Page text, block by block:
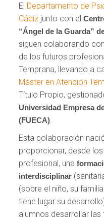
El Departamento de
Cádiz junto con el
“Ángel de la Guarda”
siguen colaborando
de los futuros
Temprana, llevando a
Máster en Atención
Título Propio,
Universidad Empresa
(FUECA)
Esta colaboración
proporcionar, desde
profesional, una
interdisciplinar
(sobre el niño, su
tiene lugar su
alumnos desarrollar